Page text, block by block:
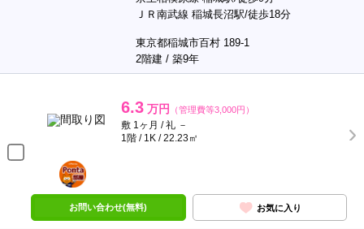
ＪＲ南武線 稲城長沼駅/徒歩18分
東京都稲城市百村 189-1
2階建 / 築9年
6.3 万円 （管理費等3,000円）
敷 1ヶ月 / 礼 －
1階 / 1K / 22.23㎡
ポンタ
部屋
お問い合わせ(無料) お気に入り